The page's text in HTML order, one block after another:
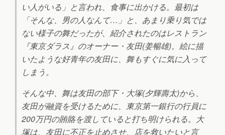
い人がいる」と言われ、食事に出かける。最初は
「そんな、男の人なんて…」と、あまり乗り気では
ない様子の舞だったが、紹介されたのはレストラン
『東京ダラス』のオーナー・友田(姜暢雄)。絵に描
いたような好青年の友田に、舞もすぐに気に入って
しまう。
そんな中、舞は友田の部下・大塚(夕輝壽太)から、
友田が融資を受けるために、東京第一銀行の行員に
200万円の賄賂を渡していると打ち明けられる。大
塚は、友田に不正を止めさせ、店を救いたいと言